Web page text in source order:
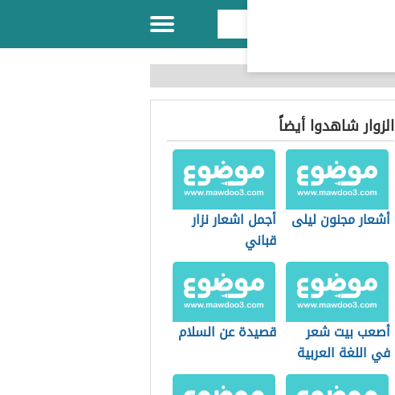
الزوار شاهدوا أيضاً
أشعار مجنون ليلى
أجمل اشعار نزار
قباني
أصعب بيت شعر
في اللغة العربية
قصيدة عن السلام